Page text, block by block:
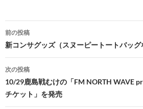
投
稿
ナ
ビ
ゲ
前の投稿
新コンサグッズ（スヌーピートートバッ
次の投稿
10/29鹿島戦むけの「FM NORTH WAVE
チケット」を発売